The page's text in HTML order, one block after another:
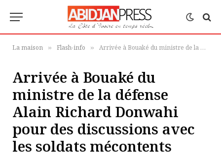
La maison » Flash-info » Arrivée à Bouaké du ministre de la défense Alain Richard Donwahi pour des discussions avec les soldats mécontents
Arrivée à Bouaké du
ministre de la défense
Alain Richard Donwahi
pour des discussions avec
les soldats mécontents